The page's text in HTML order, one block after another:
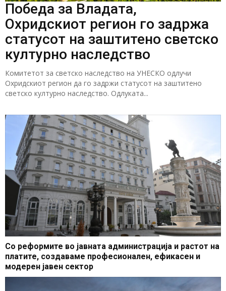
Победа за Владата,
Охридскиот регион го задржа
статусот на заштитено светско
културно наследство
Комитетот за светско наследство на УНЕСКО одлучи
Охридскиот регион да го задржи статусот на заштитено
светско културно наследство. Одлуката...
Со реформите во јавната администрација и растот на
платите, создаваме професионален, ефикасен и
модерен јавен сектор